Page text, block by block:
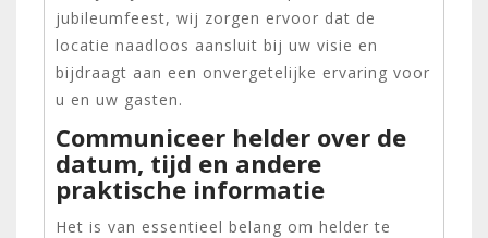
jubileumfeest, wij zorgen ervoor dat de
locatie naadloos aansluit bij uw visie en
bijdraagt aan een onvergetelijke ervaring voor
u en uw gasten.
Communiceer helder over de
datum, tijd en andere
praktische informatie
Het is van essentieel belang om helder te